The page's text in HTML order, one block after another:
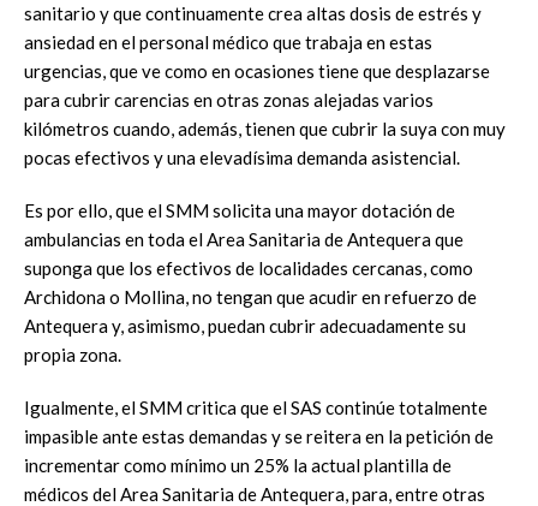
sanitario y que continuamente crea altas dosis de estrés y
ansiedad en el personal médico que trabaja en estas
urgencias, que ve como en ocasiones tiene que desplazarse
para cubrir carencias en otras zonas alejadas varios
kilómetros cuando, además, tienen que cubrir la suya con muy
pocas efectivos y una elevadísima demanda asistencial.
Es por ello, que el SMM solicita una mayor dotación de
ambulancias en toda el Area Sanitaria de Antequera que
suponga que los efectivos de localidades cercanas, como
Archidona o Mollina, no tengan que acudir en refuerzo de
Antequera y, asimismo, puedan cubrir adecuadamente su
propia zona.
Igualmente, el SMM critica que el SAS continúe totalmente
impasible ante estas demandas y se reitera en la petición de
incrementar como mínimo un 25% la actual plantilla de
médicos del Area Sanitaria de Antequera, para, entre otras